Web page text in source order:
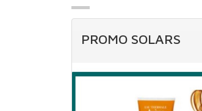
PROMO SOLARS